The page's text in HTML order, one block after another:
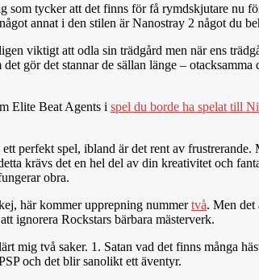
som tycker att det finns för få rymdskjutare nu
annat i den stilen är Nanostray 2 något du
viktigt att odla sin trädgård men när ens
gör det stannar de sällan länge –
Elite Beat Agents i spel du borde ha spelat till
perfekt spel, ibland är det rent av
krävs det en hel del av din kreativitet och
obra.
här kommer upprepning nummertvå. Men det
ignorera Rockstars bärbara mästerverk.
mig två saker. 1. Satan vad det finns många
och det blir sanolikt ett äventyr.